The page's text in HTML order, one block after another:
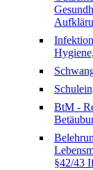
BtM -
§42/43